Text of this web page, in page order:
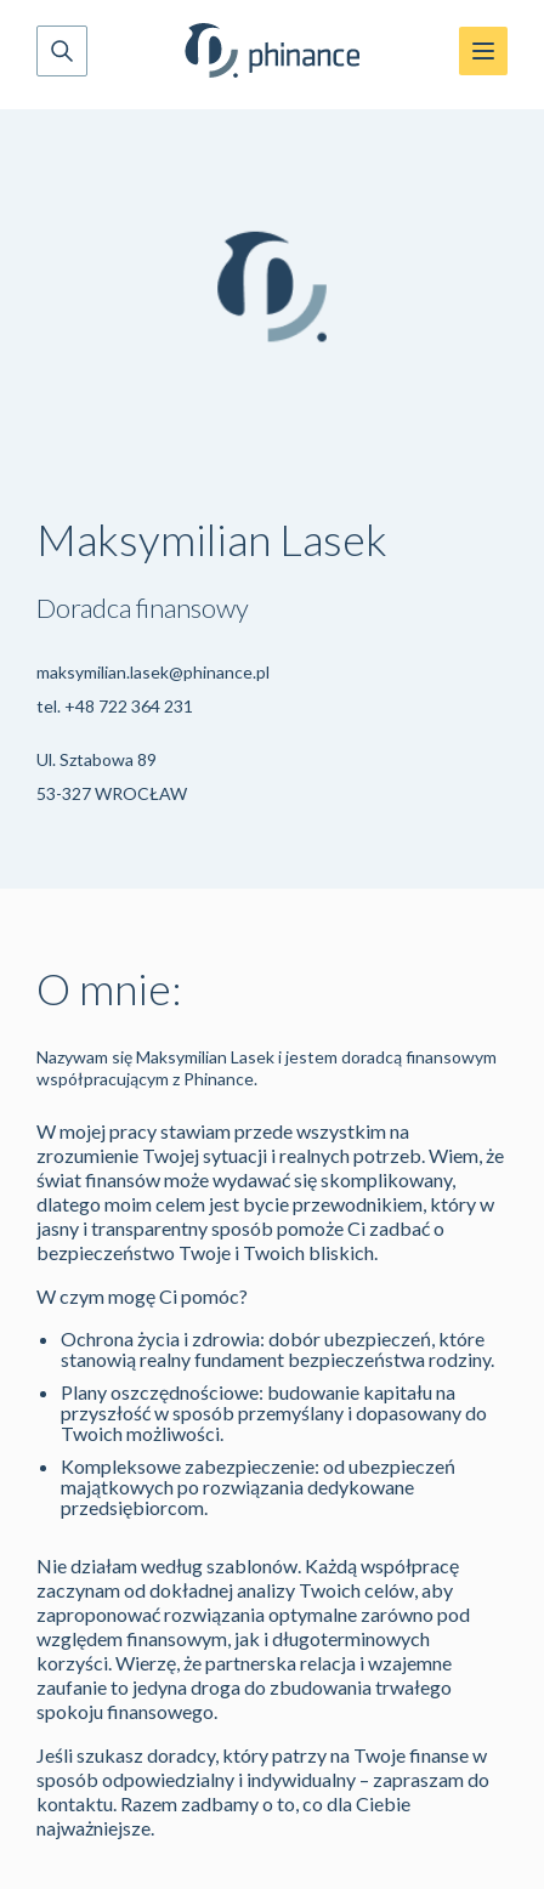
Maksymilian Lasek
Doradca finansowy
maksymilian.lasek@phinance.pl
tel. +48 722 364 231
Ul. Sztabowa 89
53-327 WROCŁAW
O mnie:
Nazywam się Maksymilian Lasek i jestem doradcą finansowym
współpracującym z Phinance.
W mojej pracy stawiam przede wszystkim na
zrozumienie Twojej sytuacji i realnych potrzeb. Wiem, że
świat finansów może wydawać się skomplikowany,
dlatego moim celem jest bycie przewodnikiem, który w
jasny i transparentny sposób pomoże Ci zadbać o
bezpieczeństwo Twoje i Twoich bliskich.
W czym mogę Ci pomóc?
Ochrona życia i zdrowia: dobór ubezpieczeń, które
stanowią realny fundament bezpieczeństwa rodziny.
Plany oszczędnościowe: budowanie kapitału na
przyszłość w sposób przemyślany i dopasowany do
Twoich możliwości.
Kompleksowe zabezpieczenie: od ubezpieczeń
majątkowych po rozwiązania dedykowane
przedsiębiorcom.
Nie działam według szablonów. Każdą współpracę
zaczynam od dokładnej analizy Twoich celów, aby
zaproponować rozwiązania optymalne zarówno pod
względem finansowym, jak i długoterminowych
korzyści. Wierzę, że partnerska relacja i wzajemne
zaufanie to jedyna droga do zbudowania trwałego
spokoju finansowego.
Jeśli szukasz doradcy, który patrzy na Twoje finanse w
sposób odpowiedzialny i indywidualny – zapraszam do
kontaktu. Razem zadbamy o to, co dla Ciebie
najważniejsze.